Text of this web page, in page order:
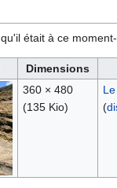
était à ce moment-
Dimensions
360 × 480
(135 Kio)
(